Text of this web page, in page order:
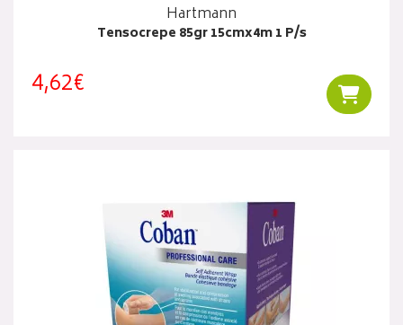
Hartmann
Tensocrepe 85gr 15cmx4m 1 P/s
4,62€